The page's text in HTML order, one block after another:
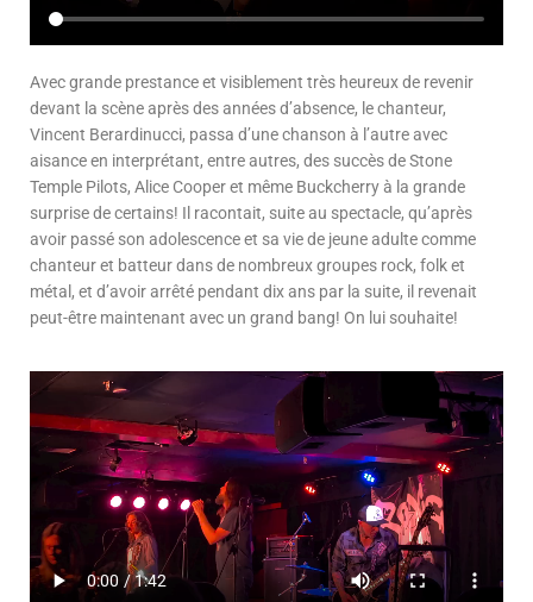
Avec grande prestance et visiblement très heureux de revenir
devant la scène après des années d’absence, le chanteur,
Vincent Berardinucci, passa d’une chanson à l’autre avec
aisance en interprétant, entre autres, des succès de Stone
Temple Pilots, Alice Cooper et même Buckcherry à la grande
surprise de certains! Il racontait, suite au spectacle, qu’après
avoir passé son adolescence et sa vie de jeune adulte comme
chanteur et batteur dans de nombreux groupes rock, folk et
métal, et d’avoir arrêté pendant dix ans par la suite, il revenait
peut-être maintenant avec un grand bang! On lui souhaite!